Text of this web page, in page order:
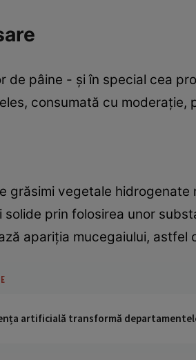
de pâine - şi în special cea
consumată cu
grăsimi vegetale
solide prin folosirea unor
apariţia mucegaiului, astfel
artificială transformă